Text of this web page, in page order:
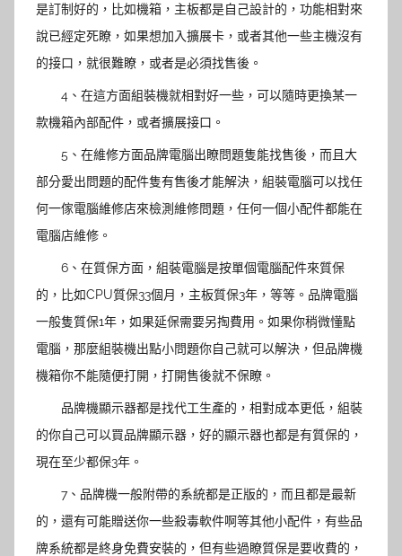
是訂制好的，比如機箱，主板都是自己設計的，功能相對來
說已經定死瞭，如果想加入擴展卡，或者其他一些主機沒有
的接口，就很難瞭，或者是必須找售後。
4、在這方面組裝機就相對好一些，可以隨時更換某一
款機箱內部配件，或者擴展接口。
5、在維修方面品牌電腦出瞭問題隻能找售後，而且大
部分愛出問題的配件隻有售後才能解決，組裝電腦可以找任
何一傢電腦維修店來檢測維修問題，任何一個小配件都能在
電腦店維修。
6、在質保方面，組裝電腦是按單個電腦配件來質保
的，比如CPU質保33個月，主板質保3年，等等。品牌電腦
一般隻質保1年，如果延保需要另掏費用。如果你稍微懂點
電腦，那麼組裝機出點小問題你自己就可以解決，但品牌機
機箱你不能隨便打開，打開售後就不保瞭。
品牌機顯示器都是找代工生產的，相對成本更低，組裝
的你自己可以買品牌顯示器，好的顯示器也都是有質保的，
現在至少都保3年。
7、品牌機一般附帶的系統都是正版的，而且都是最新
的，還有可能贈送你一些殺毒軟件啊等其他小配件，有些品
牌系統都是終身免費安裝的，但有些過瞭質保是要收費的，